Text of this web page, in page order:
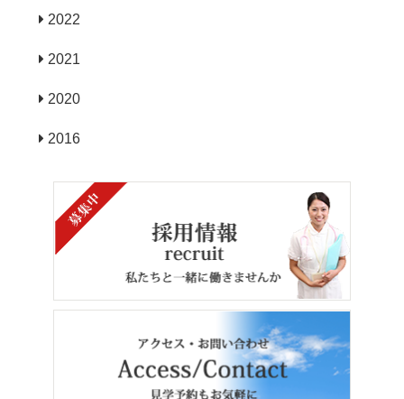
2022
2021
2020
2016